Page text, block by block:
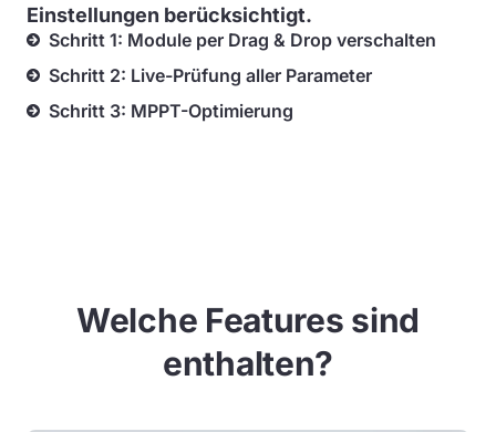
Einstellungen berücksichtigt.
Schritt 1: Module per Drag & Drop verschalten
Schritt 2: Live-Prüfung aller Parameter
Schritt 3: MPPT-Optimierung
Welche Features sind
enthalten?